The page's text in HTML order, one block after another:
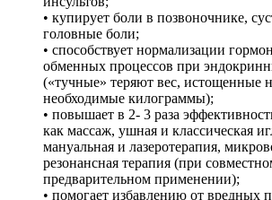
• купирует боли в позвоночнике,
головные боли;
• способствует нормализации
обменных процессов при
(«тучные» теряют вес, истощенные
необходимые килограммы);
• повышает в 2- 3 раза
как массаж, ушная и классическая
мануальная и лазеротерапия,
резонансная терапия (при
предварительном применении);
• помогает избавлению от вредных